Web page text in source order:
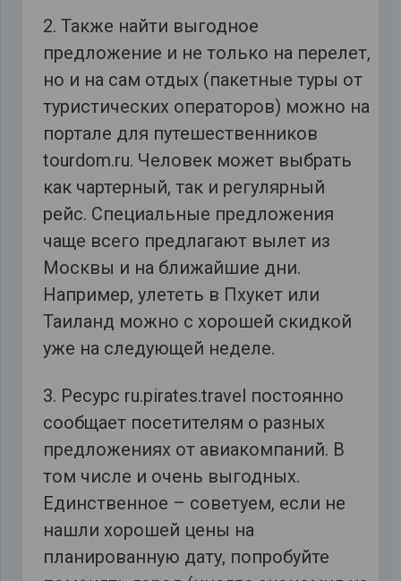
2. Также найти выгодное
предложение и не только на перелет,
но и на сам отдых (пакетные туры от
туристических операторов) можно на
портале для путешественников
tourdom.ru. Человек может выбрать
как чартерный, так и регулярный
рейс. Специальные предложения
чаще всего предлагают вылет из
Москвы и на ближайшие дни.
Например, улететь в Пхукет или
Таиланд можно с хорошей скидкой
уже на следующей неделе.
3. Ресурс ru.pirates.travel постоянно
сообщает посетителям о разных
предложениях от авиакомпаний. В
том числе и очень выгодных.
Единственное – советуем, если не
нашли хорошей цены на
планированную дату, попробуйте